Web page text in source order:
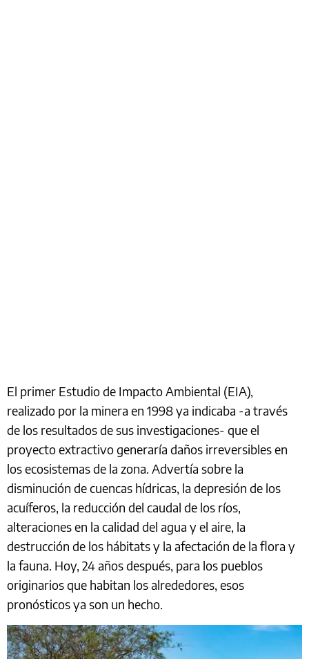
El primer Estudio de Impacto Ambiental (EIA),
realizado por la minera en 1998 ya indicaba -a través
de los resultados de sus investigaciones- que el
proyecto extractivo generaría daños irreversibles en
los ecosistemas de la zona. Advertía sobre la
disminución de cuencas hídricas, la depresión de los
acuíferos, la reducción del caudal de los ríos,
alteraciones en la calidad del agua y el aire, la
destrucción de los hábitats y la afectación de la flora y
la fauna. Hoy, 24 años después, para los pueblos
originarios que habitan los alrededores, esos
pronósticos ya son un hecho.